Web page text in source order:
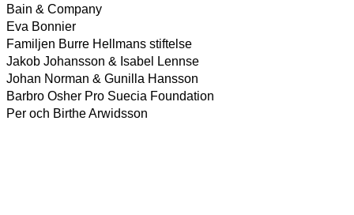
Bain & Company
Eva Bonnier
Familjen Burre Hellmans stiftelse
Jakob Johansson & Isabel Lennse
Johan Norman & Gunilla Hansson
Barbro Osher Pro Suecia Foundation
Per och Birthe Arwidsson